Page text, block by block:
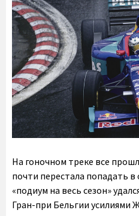
На гоночном треке все
почти перестала попадать в
«подиум на весь сезон»
Гран-при Бельгии усилиями